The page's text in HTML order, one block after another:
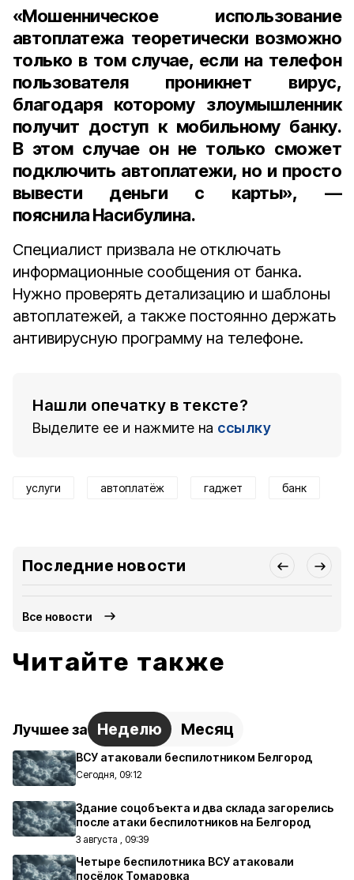
«Мошенническое использование
автоплатежа теоретически возможно
только в том случае, если на телефон
пользователя проникнет вирус,
благодаря которому злоумышленник
получит доступ к мобильному банку.
В этом случае он не только сможет
подключить автоплатежи, но и просто
вывести деньги с карты», —
пояснила Насибулина.
Специалист призвала не отключать
информационные сообщения от банка.
Нужно проверять детализацию и шаблоны
автоплатежей, а также постоянно держать
антивирусную программу на телефоне.
Нашли опечатку в тексте?
Выделите ее и нажмите на ссылку
услуги автоплатёж гаджет банк
Последние новости
Все новости
Читайте также
Лучшее за Неделю Месяц
ВСУ атаковали беспилотником Белгород
Сегодня, 09:12
Здание соцобъекта и два склада загорелись
после атаки беспилотников на Белгород
3 августа , 09:39
Четыре беспилотника ВСУ атаковали
посёлок Томаровка